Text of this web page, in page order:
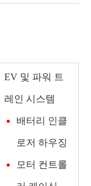
EV 및 파워 트
레인 시스템
배터리 인클
로저 하우징
모터 컨트롤